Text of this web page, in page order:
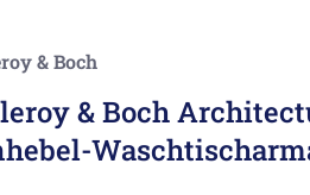
& Boch
& Boch